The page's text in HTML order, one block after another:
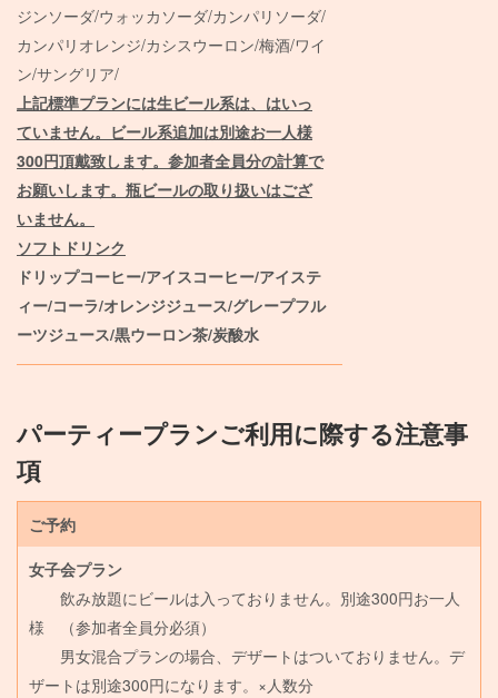
ジンソーダ/ウォッカソーダ/カンパリソーダ/
カンパリオレンジ/カシスウーロン/梅酒/ワイ
ン/サングリア/
上記標準プランには生ビール系は、はいっ
ていません。ビール系追加は別途お一人様
300円頂戴致します。参加者全員分の計算で
お願いします。瓶ビールの取り扱いはござ
いません。
ソフトドリンク
ドリップコーヒー/アイスコーヒー/アイステ
ィー/コーラ/オレンジジュース/グレープフル
ーツジュース/黒ウーロン茶/炭酸水
パーティープランご利用に際する注意事
項
ご予約
女子会プラン
飲み放題にビールは入っておりません。別途300円お一人
様 （参加者全員分必須）
男女混合プランの場合、デザートはついておりません。デ
ザートは別途300円になります。×人数分